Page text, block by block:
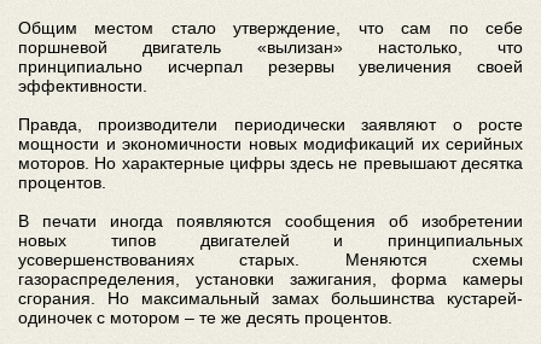
Общим местом стало утверждение, что сам по себе
поршневой двигатель «вылизан» настолько, что
принципиально исчерпал резервы увеличения своей
эффективности.
Правда, производители периодически заявляют о росте
мощности и экономичности новых модификаций их серийных
моторов. Но характерные цифры здесь не превышают десятка
процентов.
В печати иногда появляются сообщения об изобретении
новых типов двигателей и принципиальных
усовершенствованиях старых. Меняются схемы
газораспределения, установки зажигания, форма камеры
сгорания. Но максимальный замах большинства кустарей-
одиночек с мотором – те же десять процентов.